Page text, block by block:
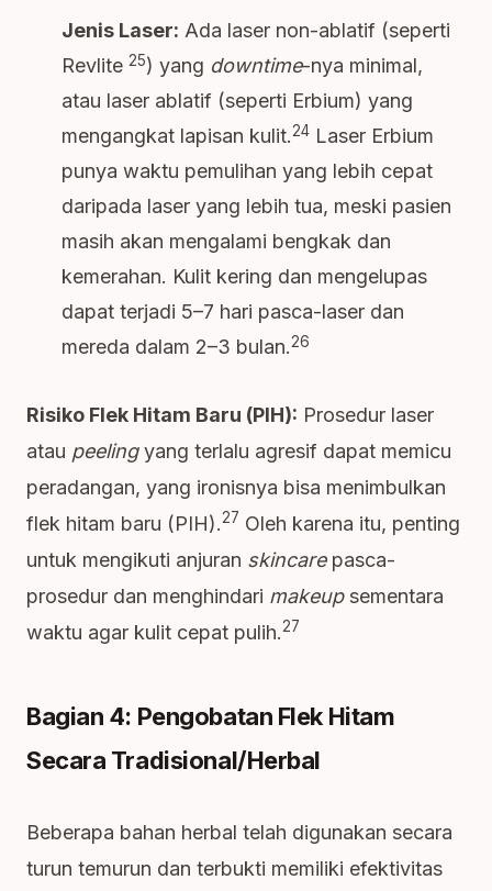
Jenis Laser: Ada laser non-ablatif (seperti
Revlite 25) yang downtime-nya minimal,
atau laser ablatif (seperti Erbium) yang
mengangkat lapisan kulit.24Laser Erbium
punya waktu pemulihan yang lebih cepat
daripada laser yang lebih tua, meski pasien
masih akan mengalami bengkak dan
kemerahan. Kulit kering dan mengelupas
dapat terjadi 5–7 hari pasca-laser dan
mereda dalam 2–3 bulan.26
Risiko Flek Hitam Baru (PIH): Prosedur laser
atau peelingyang terlalu agresif dapat memicu
peradangan, yang ironisnya bisa menimbulkan
flek hitam baru (PIH).27 Oleh karena itu, penting
untuk mengikuti anjuran skincarepasca-
prosedur dan menghindari makeupsementara
waktu agar kulit cepat pulih.27
Bagian 4: Pengobatan Flek Hitam
Secara Tradisional/Herbal
Beberapa bahan herbal telah digunakan secara
turun temurun dan terbukti memiliki efektivitas